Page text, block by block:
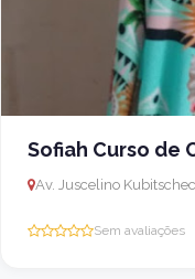
Sofiah Curso de
Sem avaliações